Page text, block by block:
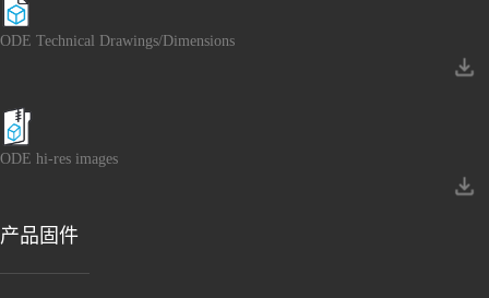
ODE Technical Drawings/Dimensions
ODE hi-res images
产品固件